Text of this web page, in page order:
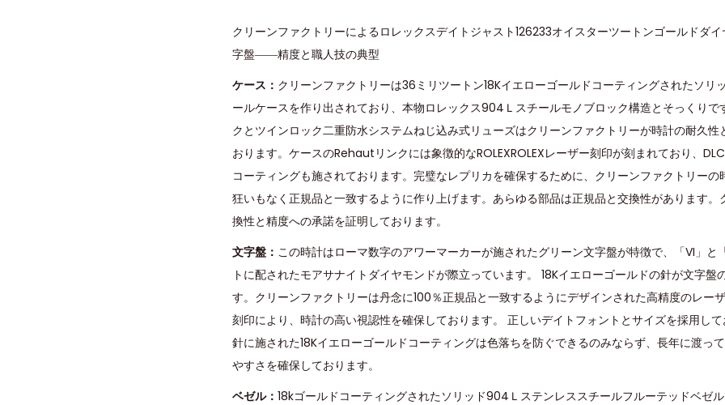
クリーンファクトリーによるロレックスデイトジャスト126233オイスターツートンゴールドダ
字盤――精度と職人技の典型
ケース： クリーンファクトリーは36ミリツートン18Kイエローゴールドコーティングされたソリ
ールケースを作り出されており、本物ロレックス904Ｌスチールモノブロック構造とそっくりで
クとツインロック二重防水システムねじ込み式リューズはクリーンファクトリーが時計の耐久性
おります。ケースのRehautリンクには象徴的なROLEXROLEXレーザー刻印が刻まれており、
コーティングも施されております。完璧なレプリカを確保するために、クリーンファクトリー
狂いもなく正規品と一致するように作り上げます。あらゆる部品は正規品と交換性があります
換性と精度への承諾を証明しております。
文字盤： この時計はローマ数字のアワーマーカーが施されたグリーン文字盤が特徴で、「VI」と
トに配されたモアサナイトダイヤモンドが際立っています。 18Kイエローゴールドの針が文字盤
す。クリーンファクトリーは丹念に100％正規品と一致するようにデザインされた高精度のレー
刻印により、時計の高い視認性を確保しております。 正しいデイトフォントとサイズを採用し
針に施された18Kイエローゴールドコーティングは色落ちを防ぐできるのみならず、長年に渡っ
やすさを確保しております。
ベゼル： 18kゴールドコーティングされたソリッド904Ｌステンレススチールフルーテッドベゼ